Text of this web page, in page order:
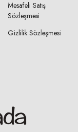
Mesafeli Satış
Sözleşmesi
Gizlilik Sözleşmesi